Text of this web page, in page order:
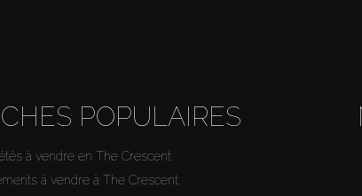
POPULAIRES
à vendre en The Crescent
à vendre à The Crescent